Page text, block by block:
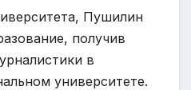
Пушилин
получив
в
университете.